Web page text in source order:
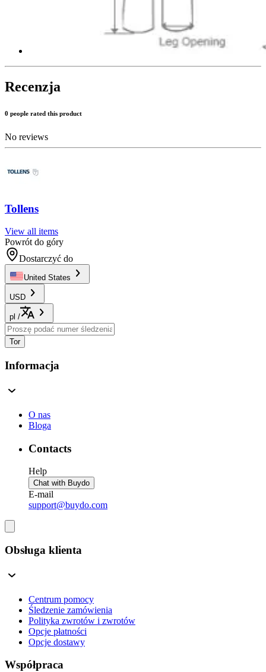
Recenzja
0 people rated this product
No reviews
Tollens
View all items
Powrót do góry
Dostarczyć do
United States
USD
pl /
Tor
Informacja
O nas
Bloga
Contacts
Help
Chat with Buydo
E-mail
support@buydo.com
Obsługa klienta
Centrum pomocy
Śledzenie zamówienia
Polityka zwrotów i zwrotów
Opcje płatności
Opcje dostawy
Współpraca